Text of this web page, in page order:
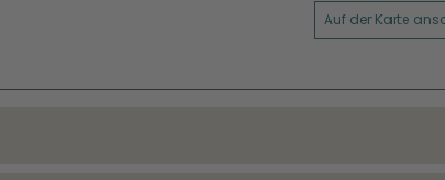
Auf der Karte